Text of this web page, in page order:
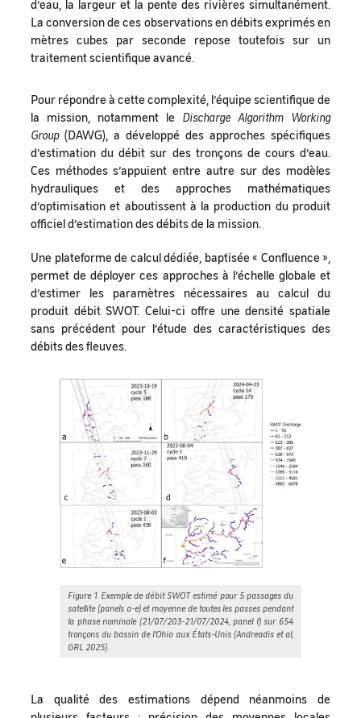
d’eau, la largeur et la pente des rivières simultanément.
La conversion de ces observations en débits exprimés en
mètres cubes par seconde repose toutefois sur un
traitement scientifique avancé.
Pour répondre à cette complexité, l’équipe scientifique de
la mission, notamment le Discharge Algorithm Working
Group(DAWG), a développé des approches spécifiques
d’estimation du débit sur des tronçons de cours d’eau.
Ces méthodes s’appuient entre autre sur des modèles
hydrauliques et des approches mathématiques
d’optimisation et aboutissent à la production du produit
officiel d’estimation des débits de la mission.
Une plateforme de calcul dédiée, baptisée « Confluence »,
permet de déployer ces approches à l’échelle globale et
d’estimer les paramètres nécessaires au calcul du
produit débit SWOT. Celui-ci offre une densité spatiale
sans précédent pour l’étude des caractéristiques des
débits des fleuves.
Figure 1. Exemple de débit SWOT estimé pour 5 passages du
satellite (panels a-e) et moyenne de toutes les passes pendant
la phase nominale (21/07/203-21/07/2024, panel f) sur 654
tronçons du bassin de l’Ohio aux États-Unis (Andreadis et al,
GRL 2025).
La qualité des estimations dépend néanmoins de